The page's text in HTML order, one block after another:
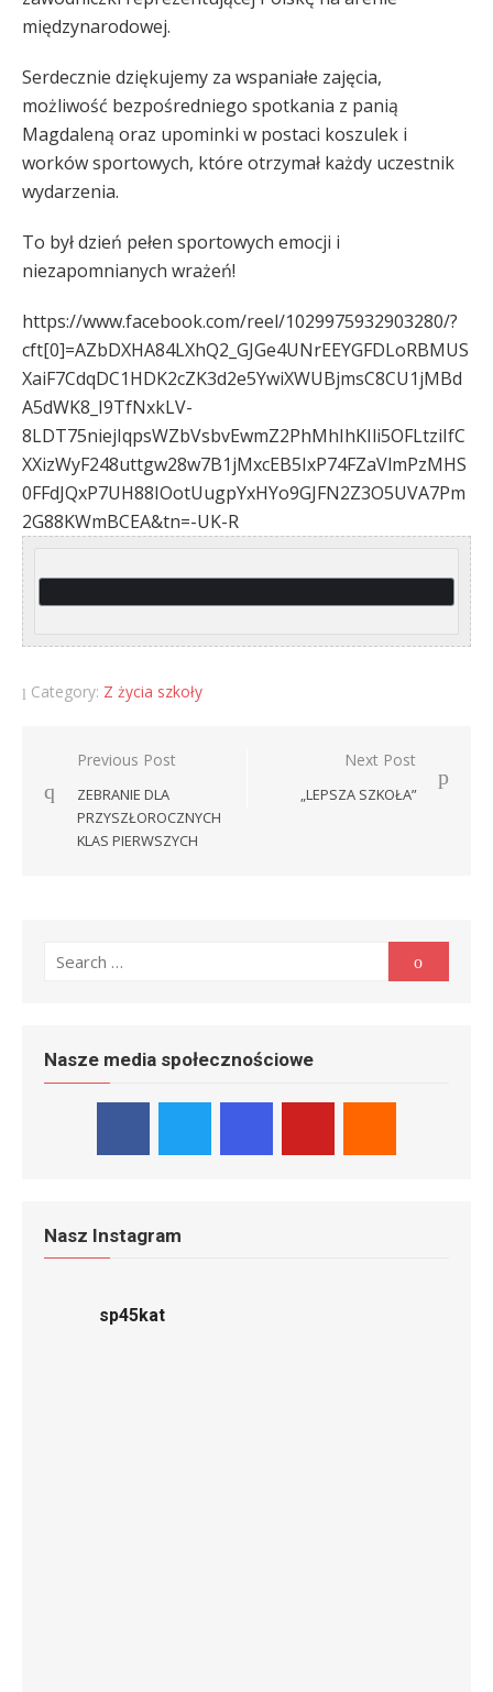
międzynarodowej.
Serdecznie dziękujemy za wspaniałe zajęcia,
możliwość bezpośredniego spotkania z panią
Magdaleną oraz upominki w postaci koszulek i
worków sportowych, które otrzymał każdy uczestnik
wydarzenia.
To był dzień pełen sportowych emocji i
niezapomnianych wrażeń!
https://www.facebook.com/reel/1029975932903280/?
cft[0]=AZbDXHA84LXhQ2_GJGe4UNrEEYGFDLoRBMUS
XaiF7CdqDC1HDK2cZK3d2e5YwiXWUBjmsC8CU1jMBd
A5dWK8_I9TfNxkLV-
8LDT75niejIqpsWZbVsbvEwmZ2PhMhIhKIli5OFLtziIfC
XXizWyF248uttgw28w7B1jMxcEB5IxP74FZaVlmPzMHS
0FFdJQxP7UH88IOotUugpYxHYo9GJFN2Z3O5UVA7Pm
2G88KWmBCEA&tn=-UK-R
Category: Z życia szkoły
Nawigacja
wpisu
Previous Post
ZEBRANIE DLA
PRZYSZŁOROCZNYCH
KLAS PIERWSZYCH
Next Post
„LEPSZA SZKOŁA”
for:
Nasze media społecznościowe
Nasz Instagram
sp45kat